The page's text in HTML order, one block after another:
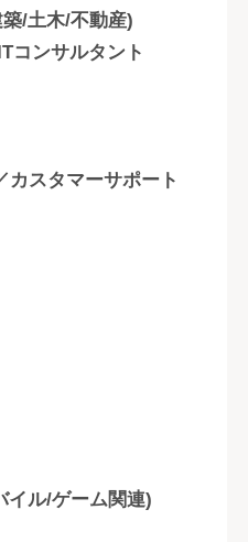
/土木/不動産)
コンサルタント
カスタマーサポート
イル/ゲーム関連)